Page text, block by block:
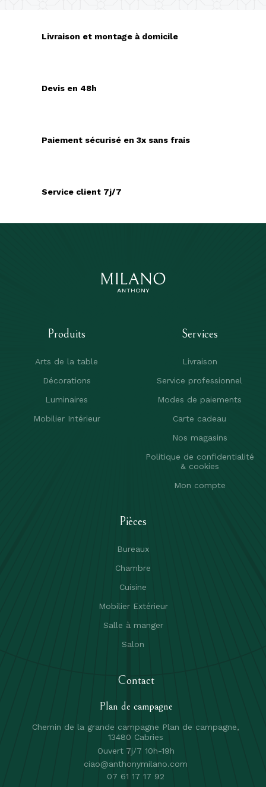
Livraison et montage à domicile
Devis en 48h
Paiement sécurisé en 3x sans frais
Service client 7j/7
Produits
Arts de la table
Décorations
Luminaires
Mobilier Intérieur
Services
Livraison
Service professionnel
Modes de paiements
Carte cadeau
Nos magasins
Politique de confidentialité
& cookies
Mon compte
Pièces
Bureaux
Chambre
Cuisine
Mobilier Extérieur
Salle à manger
Salon
Contact
Plan de campagne
Chemin de la grande campagne Plan de campagne,
13480 Cabries
Ouvert 7j/7 10h-19h
ciao@anthonymilano.com
07 61 17 17 92